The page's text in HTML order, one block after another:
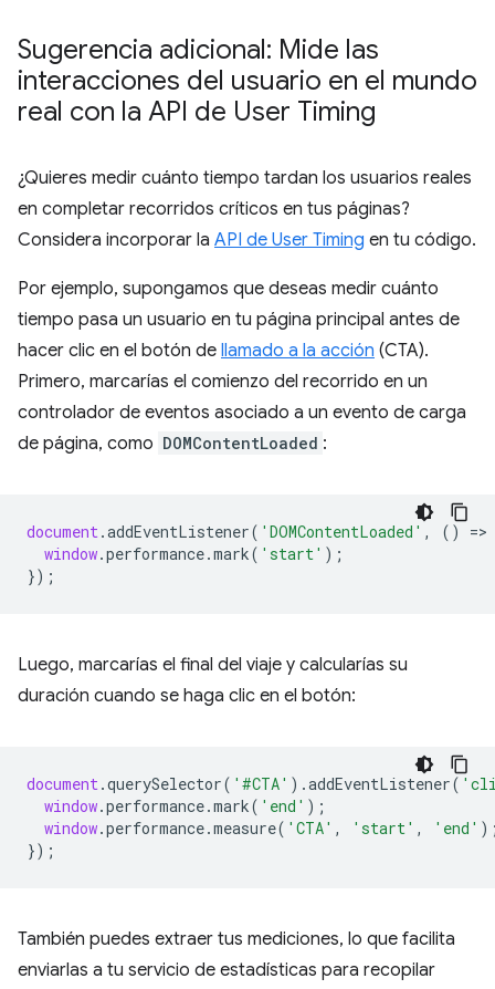
Sugerencia adicional: Mide las
interacciones del usuario en el mundo
real con la API de User Timing
¿Quieres medir cuánto tiempo tardan los usuarios reales
en completar recorridos críticos en tus páginas?
Considera incorporar la API de User Timing en tu código.
Por ejemplo, supongamos que deseas medir cuánto
tiempo pasa un usuario en tu página principal antes de
hacer clic en el botón de llamado a la acción (CTA).
Primero, marcarías el comienzo del recorrido en un
controlador de eventos asociado a un evento de carga
de página, como DOMContentLoaded :
document.addEventListener( 'DOMContentLoaded' , () =>
window.performance.mark( 'start' );
});
Luego, marcarías el final del viaje y calcularías su
duración cuando se haga clic en el botón:
document.querySelector( '#CTA' ).addEventListener(
window.performance.mark( 'end' );
window.performance.measure( 'CTA' , 'start' , 'end'
});
También puedes extraer tus mediciones, lo que facilita
enviarlas a tu servicio de estadísticas para recopilar